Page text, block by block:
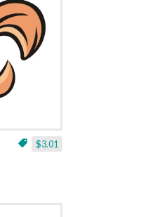
$3.01